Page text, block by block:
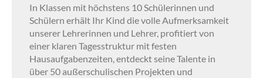
In Klassen mit höchstens 10 Schülerinnen und
Schülern erhält Ihr Kind die volle Aufmerksamkeit
unserer Lehrerinnen und Lehrer, profitiert von
einer klaren Tagesstruktur mit festen
Hausaufgabenzeiten, entdeckt seine Talente in
über 50 außerschulischen Projekten und